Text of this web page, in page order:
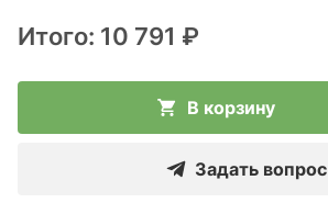
Итого: 10 791 ₽
В корзину
Задать вопрос